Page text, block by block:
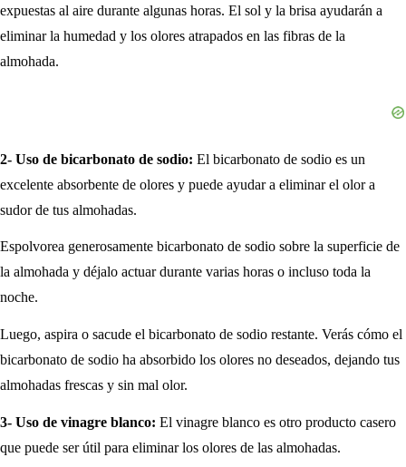
expuestas al aire durante algunas horas. El sol y la brisa ayudarán a
eliminar la humedad y los olores atrapados en las fibras de la
almohada.
2- Uso de bicarbonato de sodio: El bicarbonato de sodio es un
excelente absorbente de olores y puede ayudar a eliminar el olor a
sudor de tus almohadas.
Espolvorea generosamente bicarbonato de sodio sobre la superficie de
la almohada y déjalo actuar durante varias horas o incluso toda la
noche.
Luego, aspira o sacude el bicarbonato de sodio restante. Verás cómo el
bicarbonato de sodio ha absorbido los olores no deseados, dejando tus
almohadas frescas y sin mal olor.
3- Uso de vinagre blanco: El vinagre blanco es otro producto casero
que puede ser útil para eliminar los olores de las almohadas.